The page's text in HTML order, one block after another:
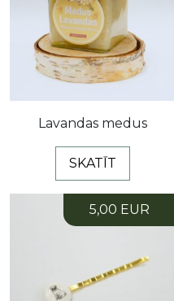
Lavandas medus
SKATĪT
5,00 EUR